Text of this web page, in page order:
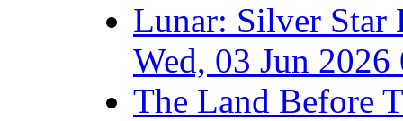
Lunar: Silver Star
Wed, 03 Jun
The Land Before